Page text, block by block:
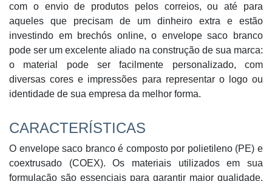
com o envio de produtos pelos correios, ou até para
aqueles que precisam de um dinheiro extra e estão
investindo em brechós online, o envelope saco branco
pode ser um excelente aliado na construção de sua marca:
o material pode ser facilmente personalizado, com
diversas cores e impressões para representar o logo ou
identidade de sua empresa da melhor forma.
CARACTERÍSTICAS
O envelope saco branco é composto por polietileno (PE) e
coextrusado (COEX). Os materiais utilizados em sua
formulação são essenciais para garantir maior qualidade,